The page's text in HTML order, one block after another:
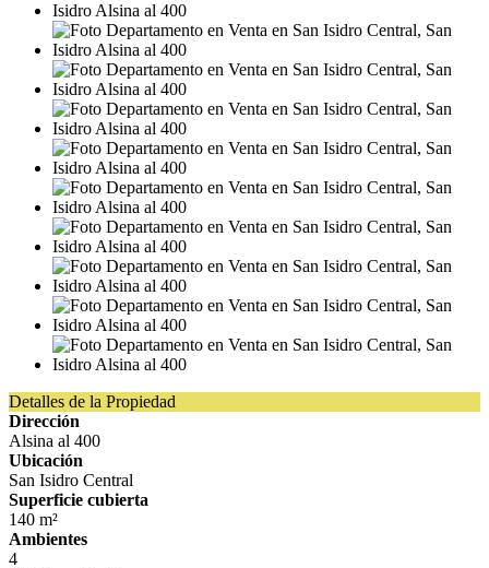
Detalles de la Propiedad
Dirección
Alsina al 400
Ubicación
San Isidro Central
Superficie cubierta
140 m²
Ambientes
4